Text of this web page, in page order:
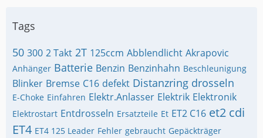
Tags
50 300 2 Takt 2T 125ccm Abblendlicht Akrapovic
Anhänger Batterie Benzin Benzinhahn Beschleunigung
Blinker Bremse C16 defekt Distanzring drosseln
E-Choke Einfahren Elektr.Anlasser Elektrik Elektronik
Elektrostart Entdrosseln Ersatzteile Et ET2 C16 et2 cdi
ET4 ET4 125 Leader Fehler gebraucht Gepäckträger